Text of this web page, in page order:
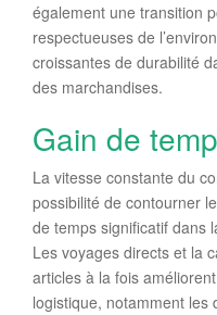
également une transition
respectueuses de
croissantes de durabilité
des marchandises.
Gain de
La vitesse constante du
possibilité de contourner
de temps significatif dans
Les voyages directs et la
articles à la fois
logistique, notamment les